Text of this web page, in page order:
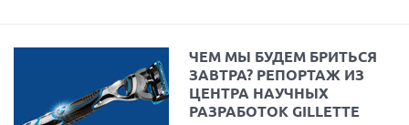
ЧЕМ МЫ БУДЕМ БРИТЬСЯ
ЗАВТРА? РЕПОРТАЖ ИЗ
ЦЕНТРА НАУЧНЫХ
РАЗРАБОТОК GILLETTE